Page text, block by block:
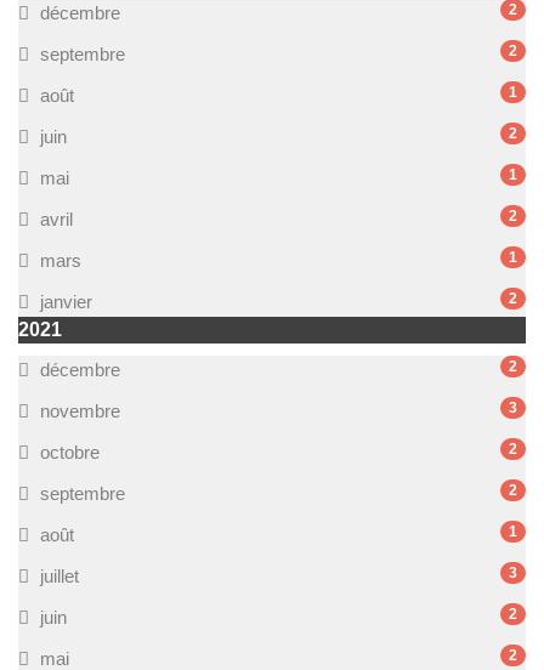
décembre
2
septembre 2
août 1
juin 2
mai 1
avril 2
mars 1
janvier 2
2021
décembre
2
novembre 3
octobre 2
septembre 2
août 1
juillet 3
juin 2
mai 2